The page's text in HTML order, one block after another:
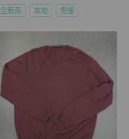
全新品 本地 免運